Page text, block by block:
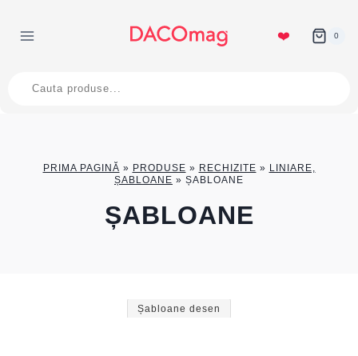
content
❤️ 0
search
PRIMA PAGINĂ » PRODUSE » RECHIZITE » LINIARE,
ȘABLOANE » ȘABLOANE
ȘABLOANE
Șabloane desen